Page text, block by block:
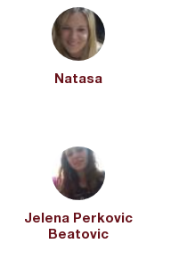
Natasa
Jelena Perkovic
Beatovic